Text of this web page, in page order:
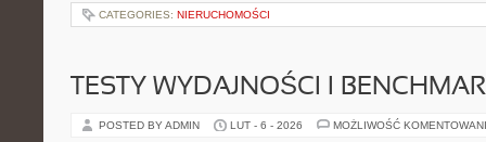
CATEGORIES: NIERUCHOMOŚCI
TESTY WYDAJNOŚCI I
POSTED BY ADMIN LUT - 6 - 2026 MOŻLIWOŚĆ